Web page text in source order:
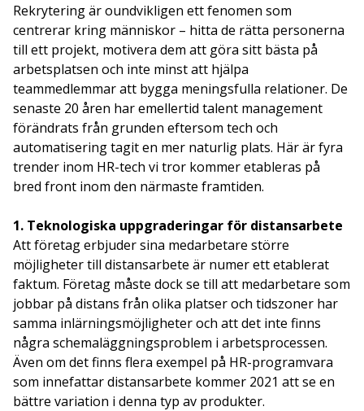
Rekrytering är oundvikligen ett fenomen som
centrerar kring människor – hitta de rätta personerna
till ett projekt, motivera dem att göra sitt bästa på
arbetsplatsen och inte minst att hjälpa
teammedlemmar att bygga meningsfulla relationer. De
senaste 20 åren har emellertid talent management
förändrats från grunden eftersom tech och
automatisering tagit en mer naturlig plats. Här är fyra
trender inom HR-tech vi tror kommer etableras på
bred front inom den närmaste framtiden.
1. Teknologiska uppgraderingar för distansarbete
Att företag erbjuder sina medarbetare större
möjligheter till distansarbete är numer ett etablerat
faktum. Företag måste dock se till att medarbetare som
jobbar på distans från olika platser och tidszoner har
samma inlärningsmöjligheter och att det inte finns
några schemaläggningsproblem i arbetsprocessen.
Även om det finns flera exempel på HR-programvara
som innefattar distansarbete kommer 2021 att se en
bättre variation i denna typ av produkter.